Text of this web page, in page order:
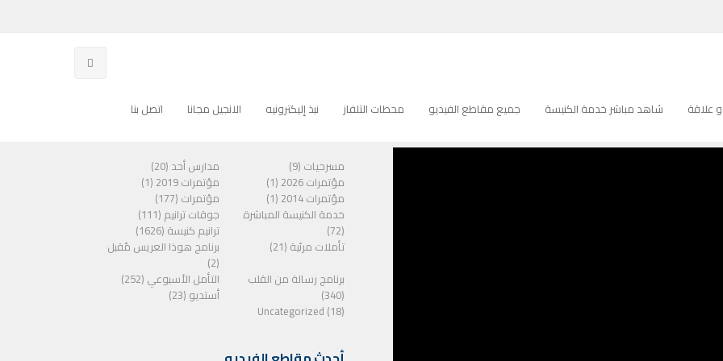
علاقة شاهد مباشر خدمة الكنيسة جميع مقاطع الفيديو محطات التلفاز نبذ إليكترونيه الانجيل مجانا اتصل بنا الفئات
مسرحيات (9)
مدارس أحد (20)
مؤتمرات 2026 (1)
مؤتمرات 2019 (1)
مؤتمرات 2014 (1)
مؤتمرات (177)
خدمة الكنيسة المباشرة
(72)
جوقات ترانيم (111)
ترانيم كنيسة (1626)
تأملات مرئية (21)
برنامج هوذا العريس مًقبل
(2)
برنامج رسالة من القلب
(340)
التأمل الأسبوعي (252)
أستديو (23)
Uncategorized (18)